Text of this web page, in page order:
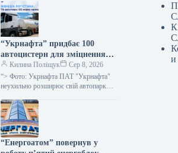
“Укрнафта” придбає 100
автоцистерн для зміцнення
безпеки доставки палива
Килина Поліщук
Сер 8, 2026
“> Фото: Укрнафта ПАТ "Укрнафта"
неухильно розширює свій автопарк
забезпечення пальним по всій території
держави, проінформувала…
“Енергоатом” повернув у
и